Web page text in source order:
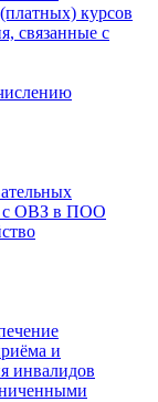
курсов
связанные с
с ОВЗ в ПОО
и
инвалидов